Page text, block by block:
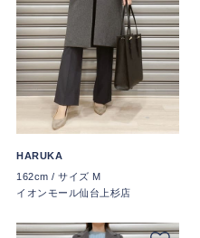
HARUKA
162cm / サイズ M
イオンモール仙台上杉店